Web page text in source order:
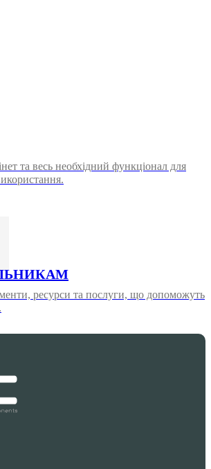
та весь необхідний функціонал для
ресурси та послуги, що допоможуть